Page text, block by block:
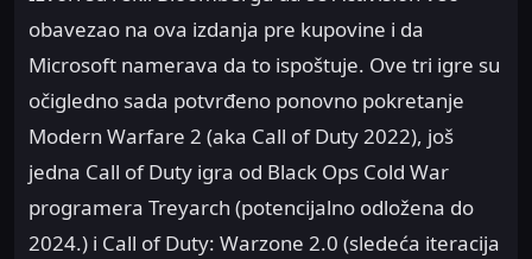
obavezao na ova izdanja pre kupovine i da
Microsoft namerava da to ispoštuje. Ove tri igre su
očigledno sada potvrđeno ponovno pokretanje
Modern Warfare 2 (aka Call of Duty 2022), još
jedna Call of Duty igra od Black Ops Cold War
programera Treyarch (potencijalno odložena do
2024.) i Call of Duty: Warzone 2.0 (sledeća iteracija